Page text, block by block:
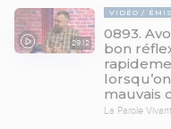
29:12
VIDÉO
0893.
bon
mauvais
La Parole